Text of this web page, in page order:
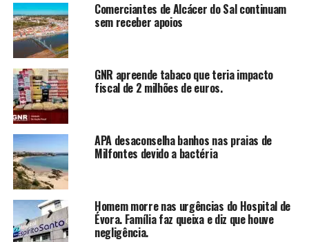
Comerciantes de Alcácer do Sal continuam
sem receber apoios
GNR apreende tabaco que teria impacto
fiscal de 2 milhões de euros.
APA desaconselha banhos nas praias de
Milfontes devido a bactéria
Homem morre nas urgências do Hospital de
Évora. Família faz queixa e diz que houve
negligência.